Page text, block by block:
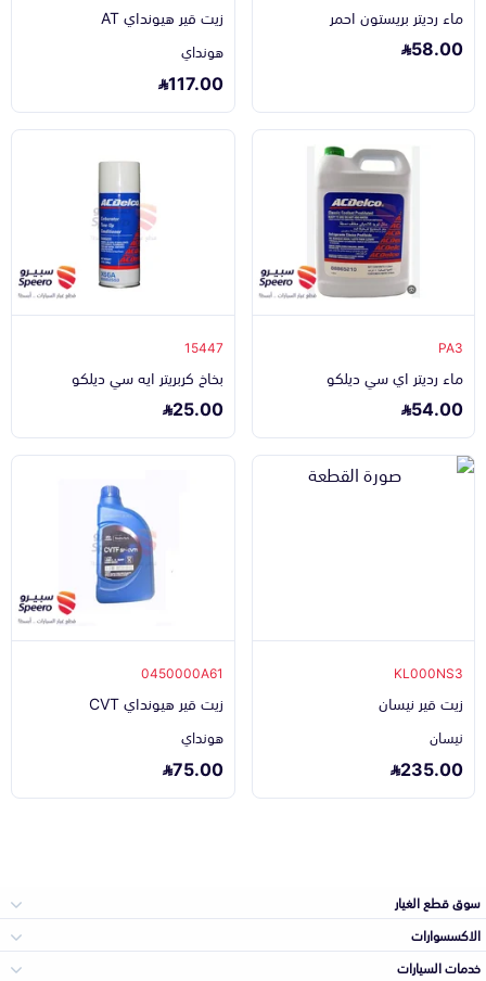
ماء رديتر بريستون احمر
58.00
زيت قير هيونداي AT
هونداي
117.00
PA3
ماء رديتر اي سي ديلكو
54.00
15447
بخاخ كربريتر ايه سي ديلكو
25.00
KL000NS3
زيت قير نيسان
نيسان
235.00
0450000A61
زيت قير هيونداي CVT
هونداي
75.00
سوق قطع الغيار
الصدامات و الشبوك
الاكسسوارات
خدمات السيارات